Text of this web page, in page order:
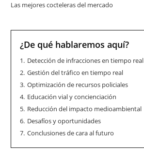
Las mejores cocteleras del mercado
¿De qué hablaremos aquí?
1. Detección de infracciones en tiempo real
2. Gestión del tráfico en tiempo real
3. Optimización de recursos policiales
4. Educación vial y concienciación
5. Reducción del impacto medioambiental
6. Desafíos y oportunidades
7. Conclusiones de cara al futuro